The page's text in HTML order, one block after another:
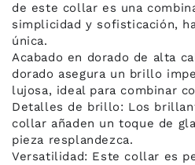
de este collar es una
simplicidad y sofisticación,
única.
Acabado en dorado de alta
dorado asegura un brillo
lujosa, ideal para combinar
Detalles de brillo: Los
collar añaden un toque de
pieza resplandezca.
Versatilidad: Este collar es